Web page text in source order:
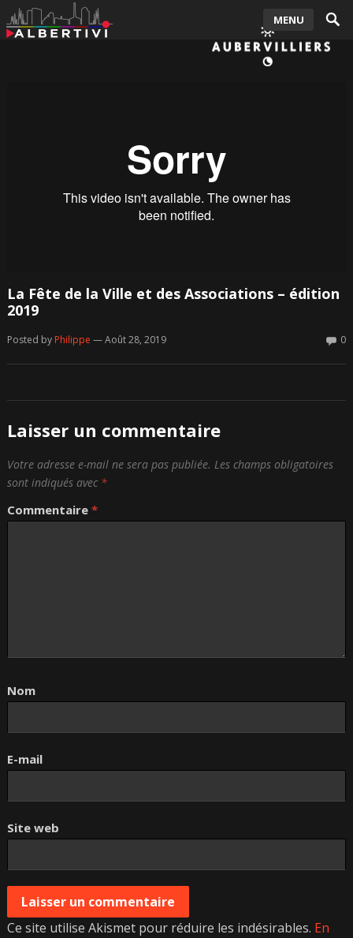
MENU
La Fête de la Ville et des Associations – édition
2019
Posted by Philippe — Août 28, 2019 0
Laisser un commentaire
Votre adresse e-mail ne sera pas publiée. Les champs obligatoires
sont indiqués avec *
Commentaire *
Nom
E-mail
Site web
Ce site utilise Akismet pour réduire les indésirables. En